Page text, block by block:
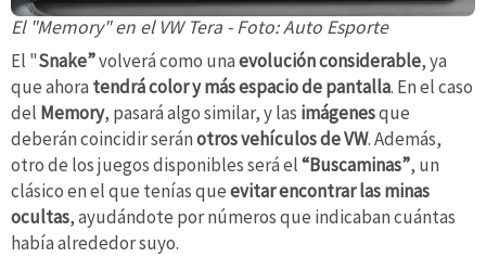
El "Memory" en el VW Tera - Foto: Auto Esporte
El "Snake”volverá como unaevolución considerable, ya
que ahora tendrá color y más espacio de pantalla. En el caso
del Memory, pasará algo similar, y las imágenesque
deberán coincidir seránotros vehículos de VW. Además,
otro de los juegos disponibles será el“Buscaminas”, un
clásico en el que tenías queevitar encontrar las minas
ocultas, ayudándote por números que indicaban cuántas
había alrededor suyo.